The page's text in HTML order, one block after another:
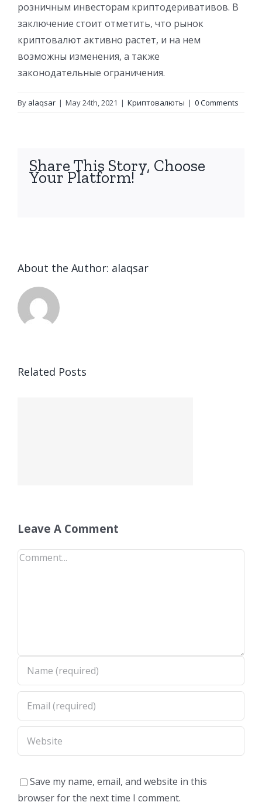
розничным инвесторам криптодеривативов. В
заключение стоит отметить, что рынок
криптовалют активно растет, и на нем
возможны изменения, а также
законодательные ограничения.
By alaqsar | May 24th, 2021 | Криптовалюты | 0 Comments
Share This Story, Choose
Your Platform!
About the Author: alaqsar
Related Posts
Leave A Comment
Comment
Save my name, email, and website in this
browser for the next time I comment.